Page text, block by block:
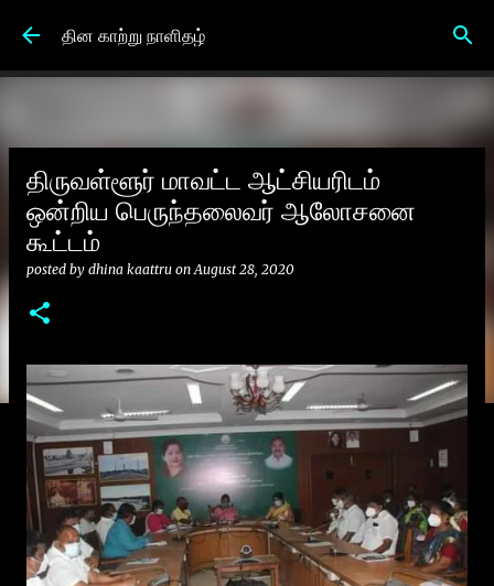
Skip to main content
தின காற்று நாளிதழ்
திருவள்ளூர் மாவட்ட ஆட்சியரிடம்
ஒன்றிய பெருந்தலைவர் ஆலோசனை
கூட்டம்
posted by dhina kaattru onAugust 28, 2020